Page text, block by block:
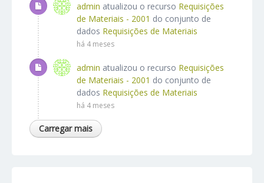
admin atualizou o recurso Requisições
de Materiais - 2001 do conjunto de
dados Requisições de Materiais
há 4 meses
admin atualizou o recurso Requisições
de Materiais - 2001 do conjunto de
dados Requisições de Materiais
há 4 meses
Carregar mais